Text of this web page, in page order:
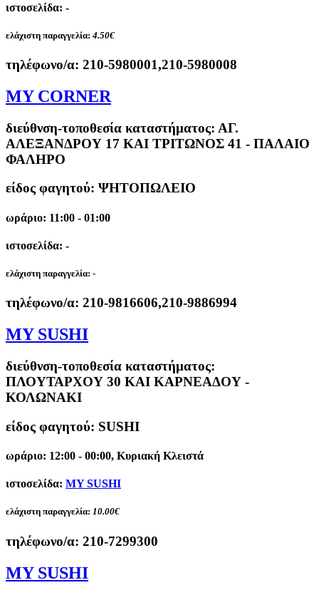
ιστοσελίδα: -
ελάχιστη παραγγελία: 4.50€
τηλέφωνο/α: 210-5980001,210-5980008
MY CORNER
διεύθνση-τοποθεσία καταστήματος: ΑΓ.
ΑΛΕΞΑΝΔΡΟΥ 17 ΚΑΙ ΤΡΙΤΩΝΟΣ 41 - ΠΑΛΑΙΟ
ΦΑΛΗΡΟ
είδος φαγητού: ΨΗΤΟΠΩΛΕΙΟ
ωράριο: 11:00 - 01:00
ιστοσελίδα: -
ελάχιστη παραγγελία: -
τηλέφωνο/α: 210-9816606,210-9886994
MY SUSHI
διεύθνση-τοποθεσία καταστήματος:
ΠΛΟΥΤΑΡΧΟΥ 30 ΚΑΙ ΚΑΡΝΕΑΔΟΥ -
ΚΟΛΩΝΑΚΙ
είδος φαγητού: SUSHI
ωράριο: 12:00 - 00:00, Κυριακή Κλειστά
ιστοσελίδα: MY SUSHI
ελάχιστη παραγγελία: 10.00€
τηλέφωνο/α: 210-7299300
MY SUSHI